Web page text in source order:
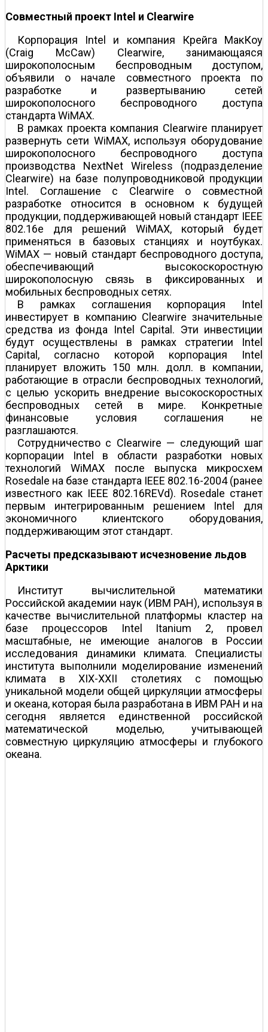
Совместный проект Intel и Clearwire
Корпорация Intel и компания Крейга МакКоу
(Craig McCaw) Clearwire, занимающаяся
широкополосным беспроводным доступом,
объявили о начале совместного проекта по
разработке и развертыванию сетей
широкополосного беспроводного доступа
стандарта WiMAX.
В рамках проекта компания Clearwire планирует
развернуть сети WiMAX, используя оборудование
широкополосного беспроводного доступа
производства NextNet Wireless (подразделение
Clearwire) на базе полупроводниковой продукции
Intel. Соглашение с Clearwire о совместной
разработке относится в основном к будущей
продукции, поддерживающей новый стандарт IEEE
802.16e для решений WiMAX, который будет
применяться в базовых станциях и ноутбуках.
WiMAX — новый стандарт беспроводного доступа,
обеспечивающий высокоскоростную
широкополосную связь в фиксированных и
мобильных беспроводных сетях.
В рамках соглашения корпорация Intel
инвестирует в компанию Clearwire значительные
средства из фонда Intel Capital. Эти инвестиции
будут осуществлены в рамках стратегии Intel
Capital, согласно которой корпорация Intel
планирует вложить 150 млн. долл. в компании,
работающие в отрасли беспроводных технологий,
с целью ускорить внедрение высокоскоростных
беспроводных сетей в мире. Конкретные
финансовые условия соглашения не
разглашаются.
Сотрудничество с Clearwire — следующий шаг
корпорации Intel в области разработки новых
технологий WiMAX после выпуска микросхем
Rosedale на базе стандарта IEEE 802.16-2004 (ранее
известного как IEEE 802.16REVd). Rosedale станет
первым интегрированным решением Intel для
экономичного клиентского оборудования,
поддерживающим этот стандарт.
Расчеты предсказывают исчезновение льдов
Арктики
Институт вычислительной математики
Российской академии наук (ИВМ РАН), используя в
качестве вычислительной платформы кластер на
базе процессоров Intel Itanium 2, провел
масштабные, не имеющие аналогов в России
исследования динамики климата. Специалисты
института выполнили моделирование изменений
климата в XIX-XXII столетиях с помощью
уникальной модели общей циркуляции атмосферы
и океана, которая была разработана в ИВМ РАН и на
сегодня является единственной российской
математической моделью, учитывающей
совместную циркуляцию атмосферы и глубокого
океана.